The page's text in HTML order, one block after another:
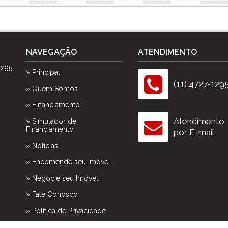
Spazio Club
Summer Sun
Veneza
Victória Neta
Vivance
NAVEGAÇÃO
» Principal
» Quem Somos
» Financiamento
» Simulador de
Financiamento
» Notícias
» Encomende seu imóvel
» Negocie seu Imóvel
» Fale Conosco
» Política de Privacidade
ATENDIMENTO
(11) 4727-
Atendimento
por E-mail